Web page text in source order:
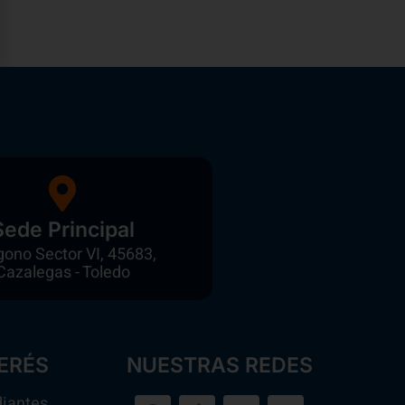
Principal
Sector VI, 45683,
- Toledo
NUESTRAS REDES